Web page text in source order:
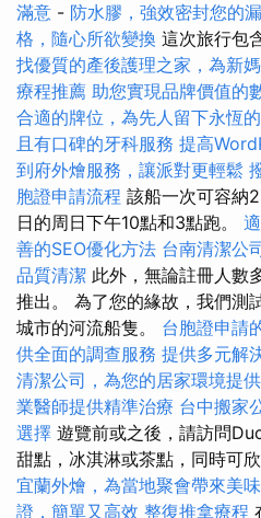
滿意 - 防水膠，強效密封您的
格，隨心所欲變換 這次旅行包
找優質的產後護理之家，為新
療程推薦 助您實現品牌價值的
合適的牌位，為先人留下永恆
且有口碑的牙科服務 提高
到府外燴服務，讓派對更輕鬆
胞證申請流程 該船一次可容納
日的周日下午10點和3點跑。
善的SEO優化方法 台南清潔公
品質清潔 此外，無論註冊人數
推出。 為了您的緣故，我們測
城市的河流船隻。 台胞證申請
供全面的調查服務 提供多元解
清潔公司，為您的居家環境提
業醫師提供精準治療 台中搬家
選擇 遊覽前或之後，請訪問
甜點，冰淇淋或茶點，同時可
宜蘭外燴，為當地聚會帶來美
證，簡單又高效 整復推拿療程